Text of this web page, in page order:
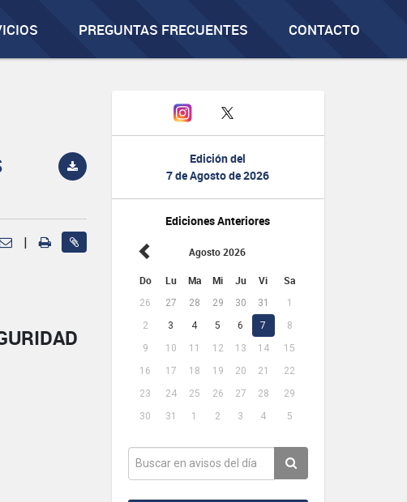
PREGUNTAS FRECUENTES CONTACTO
Edición del
7 de Agosto de 2026
Ediciones Anteriores
Agosto 2026
Do Lu Ma Mi Ju Vi Sa
26 27 28 29 30 31
1
2
3 4 5 6 7
8
9
10 11 12 13 14
15
16
17 18 19 20 21
22
23
24 25 26 27 28
29
30
31 1 2 3 4 5
|